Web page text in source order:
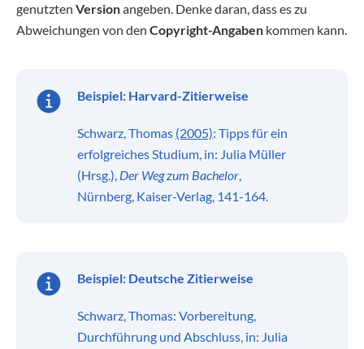
genutzten Versionangeben. Denke daran, dass es zu
Abweichungen von den Copyright-Angaben kommen kann.
Beispiel: Harvard-Zitierweise
Schwarz, Thomas (2005): Tipps für ein
erfolgreiches Studium, in: Julia Müller
(Hrsg.), Der Weg zum Bachelor,
Nürnberg, Kaiser-Verlag, 141-164.
Beispiel: Deutsche Zitierweise
Schwarz, Thomas: Vorbereitung,
Durchführung und Abschluss, in: Julia